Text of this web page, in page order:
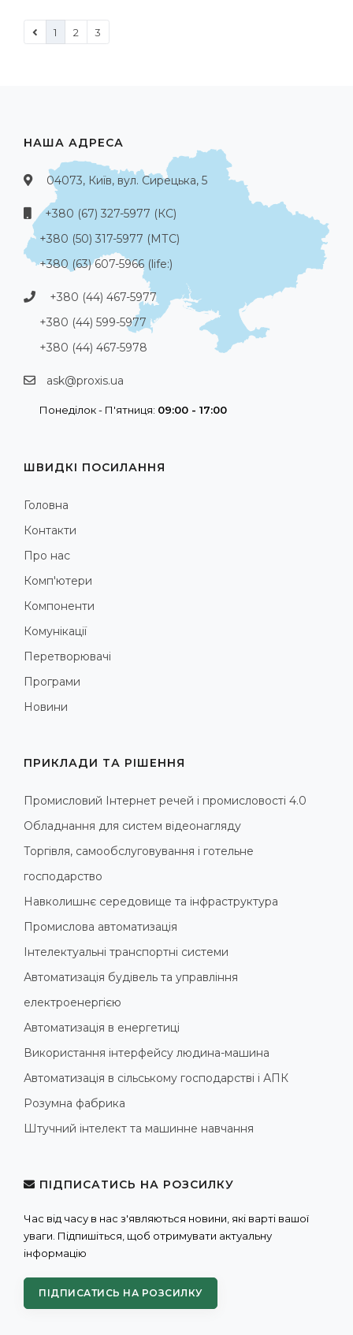
1 2 3
НАША АДРЕСА
04073, Київ, вул. Сирецька, 5
+380 (67) 327-5977 (КС)
+380 (50) 317-5977 (МТС)
+380 (63) 607-5966 (life:)
+380 (44) 467-5977
+380 (44) 599-5977
+380 (44) 467-5978
ask@proxis.ua
Понеділок - П'ятниця: 09:00 - 17:00
ШВИДКІ ПОСИЛАННЯ
Головна
Контакти
Про нас
Комп'ютери
Компоненти
Комунікації
Перетворювачі
Програми
Новини
ПРИКЛАДИ ТА РІШЕННЯ
Промисловий Інтернет речей і промисловості 4.0
Обладнання для систем відеонагляду
Торгівля, самообслуговування і готельне
господарство
Навколишнє середовище та інфраструктура
Промислова автоматизація
Інтелектуальні транспортні системи
Автоматизація будівель та управління
електроенергією
Автоматизація в енергетиці
Використання інтерфейсу людина-машина
Автоматизація в сільському господарстві і АПК
Розумна фабрика
Штучний інтелект та машинне навчання
ПІДПИСАТИСЬ НА РОЗСИЛКУ
Час від часу в нас з'являються новини, які варті вашої
уваги. Підпишіться, щоб отримувати актуальну
інформацію
ПІДПИСАТИСЬ НА РОЗСИЛКУ